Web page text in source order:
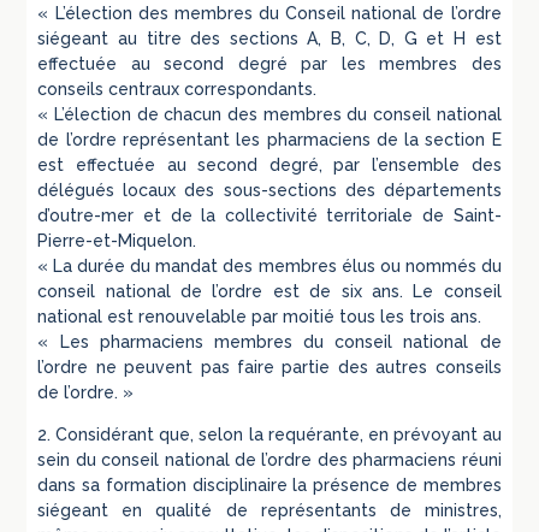
« L’élection des membres du Conseil national de l’ordre
siégeant au titre des sections A, B, C, D, G et H est
effectuée au second degré par les membres des
conseils centraux correspondants.
« L’élection de chacun des membres du conseil national
de l’ordre représentant les pharmaciens de la section E
est effectuée au second degré, par l’ensemble des
délégués locaux des sous-sections des départements
d’outre-mer et de la collectivité territoriale de Saint-
Pierre-et-Miquelon.
« La durée du mandat des membres élus ou nommés du
conseil national de l’ordre est de six ans. Le conseil
national est renouvelable par moitié tous les trois ans.
« Les pharmaciens membres du conseil national de
l’ordre ne peuvent pas faire partie des autres conseils
de l’ordre. »
2. Considérant que, selon la requérante, en prévoyant au
sein du conseil national de l’ordre des pharmaciens réuni
dans sa formation disciplinaire la présence de membres
siégeant en qualité de représentants de ministres,